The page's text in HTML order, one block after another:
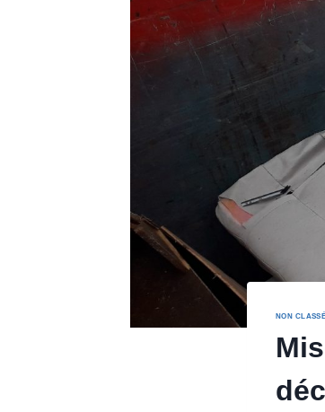
NON CLASSÉ